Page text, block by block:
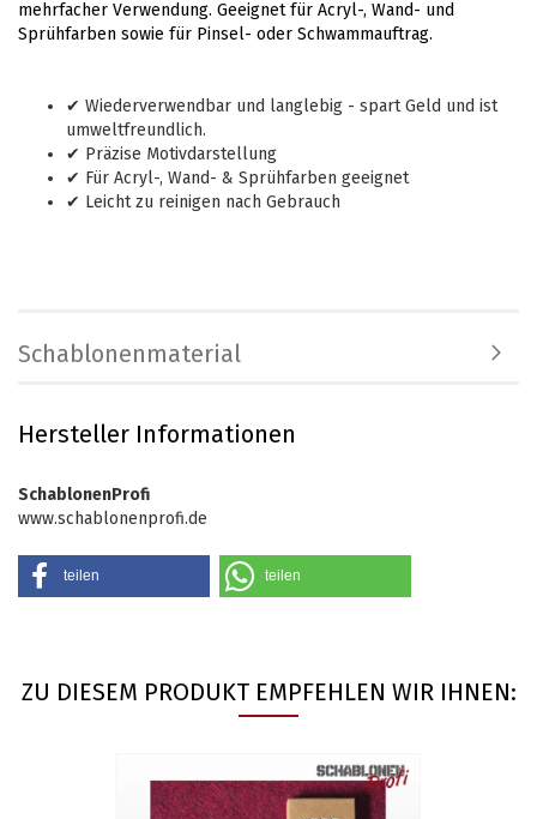
mehrfacher Verwendung. Geeignet für Acryl-, Wand- und
Sprühfarben sowie für Pinsel- oder Schwammauftrag.
✔ Wiederverwendbar und langlebig - spart Geld und ist
umweltfreundlich.
✔ Präzise Motivdarstellung
✔ Für Acryl-, Wand- & Sprühfarben geeignet
✔ Leicht zu reinigen nach Gebrauch
Schablonenmaterial
Hersteller Informationen
SchablonenProfi
www.schablonenprofi.de
teilen teilen
ZU DIESEM PRODUKT EMPFEHLEN WIR IHNEN: